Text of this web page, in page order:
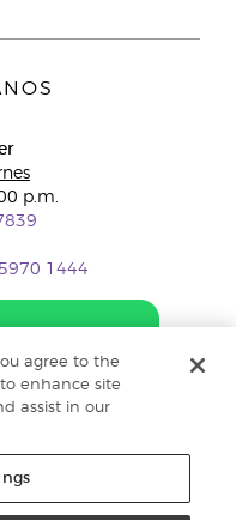
p.m.
1444
agree to the
enhance site
assist in our